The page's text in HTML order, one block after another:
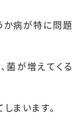
か病が特に問題
菌が増えてくる
まいます。